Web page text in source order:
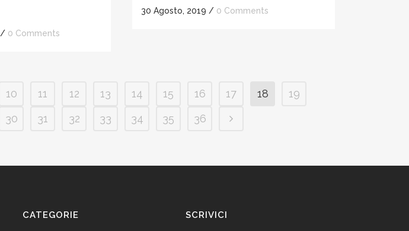
/ 0 Comments
30 Agosto, 2019 / 0 Comments
10 11 12 13 14 15 16 17 18
19
30 31 32 33 34 35 36
CATEGORIE SCRIVICI